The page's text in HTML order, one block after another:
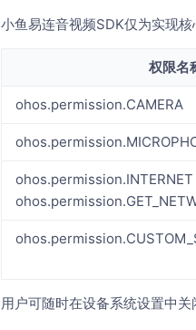
小鱼易连音视频SDK仅为实现
权限名
ohos.permission.CAMERA
ohos.permission.INTERNET
用户可随时在设备系统设置中